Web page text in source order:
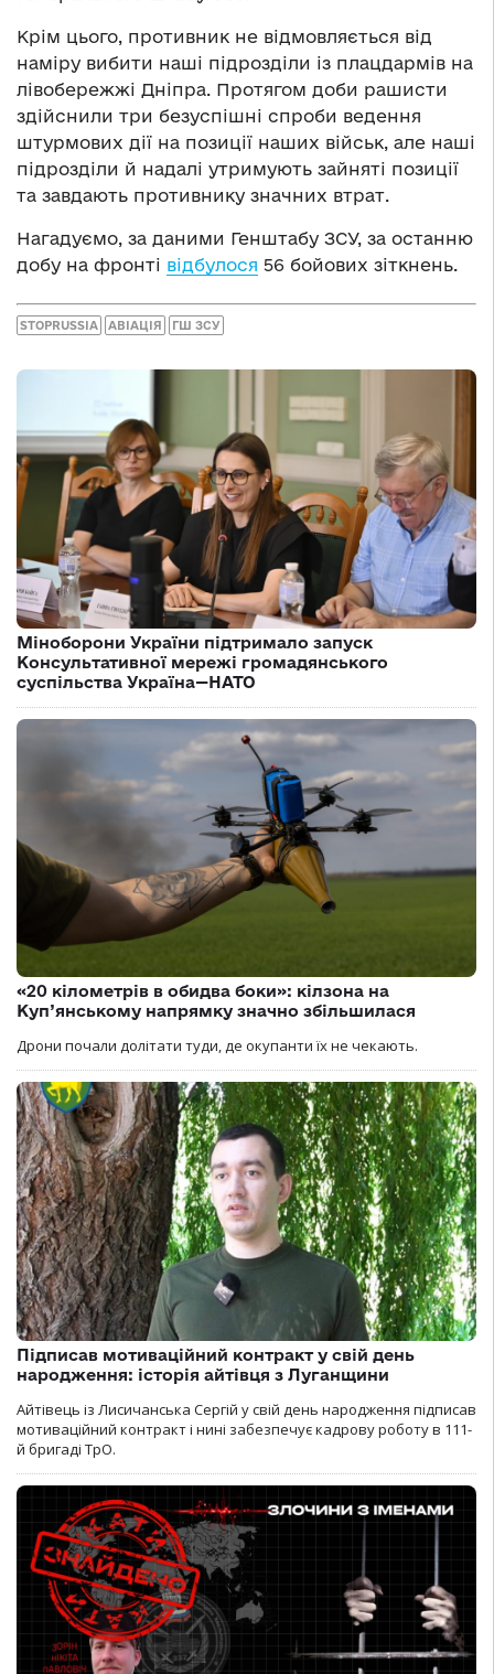
Крім цього, противник не відмовляється від
наміру вибити наші підрозділи із плацдармів на
лівобережжі Дніпра. Протягом доби рашисти
здійснили три безуспішні спроби ведення
штурмових дії на позиції наших військ, але наші
підрозділи й надалі утримують зайняті позиції
та завдають противнику значних втрат.
Нагадуємо, за даними Генштабу ЗСУ, за останню
добу на фронті відбулося 56 бойових зіткнень.
STOPRUSSIA АВІАЦІЯ ГШ ЗСУ
Міноборони України підтримало запуск
Консультативної мережі громадянського
суспільства Україна—НАТО
«20 кілометрів в обидва боки»: кілзона на
Куп’янському напрямку значно збільшилася
Дрони почали долітати туди, де окупанти їх не чекають.
Підписав мотиваційний контракт у свій день
народження: історія айтівця з Луганщини
Айтівець із Лисичанська Сергій у свій день народження підписав
мотиваційний контракт і нині забезпечує кадрову роботу в 111-
й бригаді ТрО.